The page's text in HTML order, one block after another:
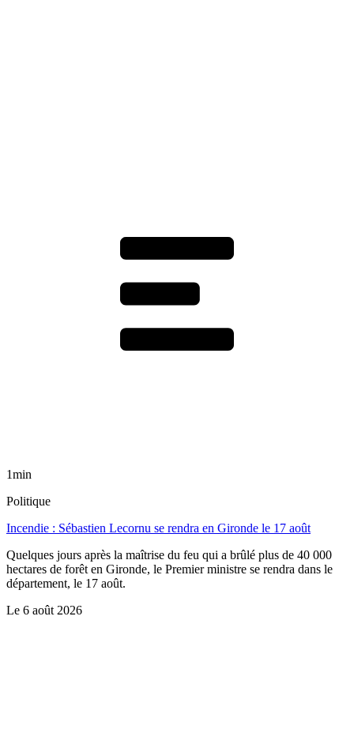
1min
Politique
Incendie : Sébastien Lecornu se rendra en Gironde le 17 août
Quelques jours après la maîtrise du feu qui a brûlé plus de 40 000
hectares de forêt en Gironde, le Premier ministre se rendra dans le
département, le 17 août.
Le 6 août 2026